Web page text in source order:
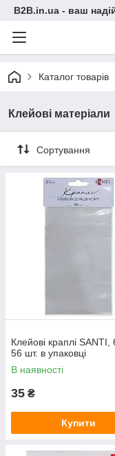
B2B.in.ua - ваш
Каталог товарів
Клейові матеріали
Сортування
Клейові краплі SANTI,
56 шт. в упаковці
В наявності
35 ₴
Купити